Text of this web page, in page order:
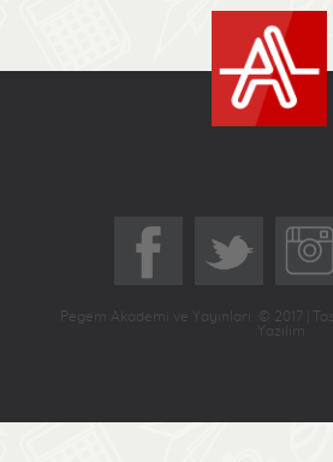
Pegem Akademi ve Yayınları © 2017 |
Yazılım